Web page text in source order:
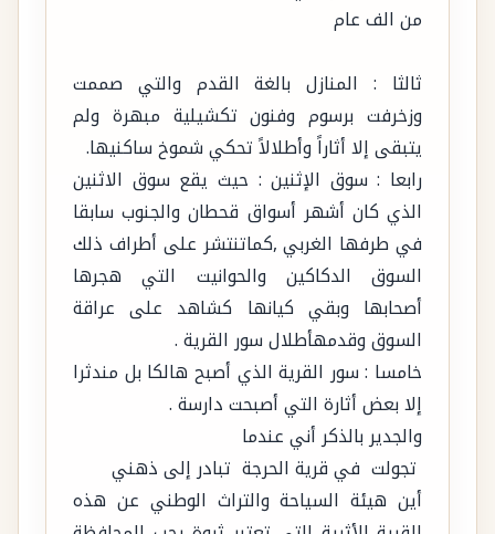
من الف عام
ثالثا : المنازل بالغة القدم والتي صممت
وزخرفت برسوم وفنون تكشيلية مبهرة ولم
يتبقى إلا أثاراً وأطلالاً تحكي شموخ ساكنيها.
رابعا : سوق الإثنين : حيث يقع سوق الاثنين
الذي كان أشهر أسواق قحطان والجنوب سابقا
في طرفها الغربي ,كماتنتشر على أطراف ذلك
السوق الدكاكين والحوانيت التي هجرها
أصحابها وبقي كيانها كشاهد على عراقة
السوق وقدمهأطلال سور القرية .
خامسا : سور القرية الذي أصبح هالكا بل مندثرا
إلا بعض أثارة التي أصبحت دارسة .
والجدير بالذكر أني عندما
تجولت في قرية الحرجة تبادر إلى ذهني
أين هيئة السياحة والتراث الوطني عن هذه